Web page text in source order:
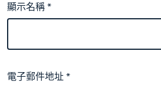
顯示名稱*
電子郵件地址*